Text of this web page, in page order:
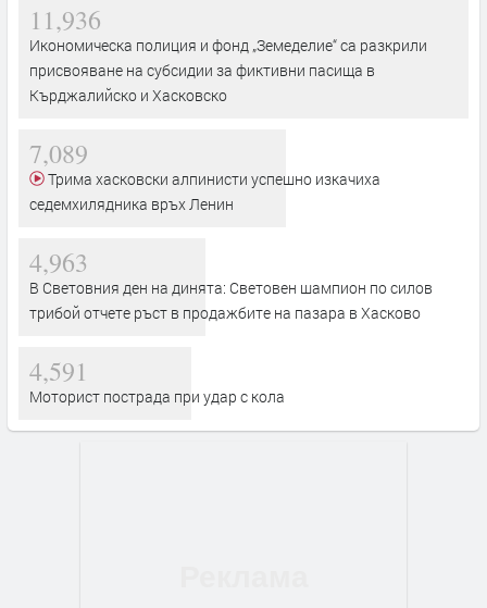
11,936
Икономическа полиция и фонд „Земеделие“ са разкрили
присвояване на субсидии за фиктивни пасища в
Кърджалийско и Хасковско
7,089
седемхилядника връх Ленин
4,963
В Световния ден на динята: Световен шампион по силов
трибой отчете ръст в продажбите на пазара в Хасково
4,591
Моторист пострада при удар с кола